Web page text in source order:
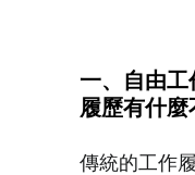
一、自由
履歷有什麼
傳統的工作